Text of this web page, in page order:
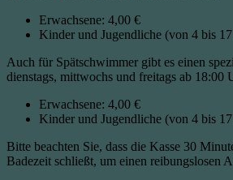
Erwachsene: 4,00 €
Kinder und Jugendliche (von 4 bis
Auch für Spätschwimmer gibt es einen
dienstags, mittwochs und freitags ab 18:00
Erwachsene: 4,00 €
Kinder und Jugendliche (von 4 bis
Bitte beachten Sie, dass die Kasse 30
Badezeit schließt, um einen reibungslosen